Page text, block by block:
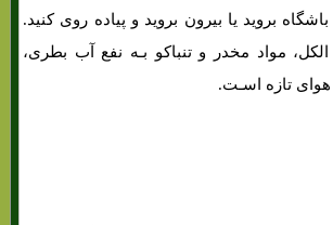
بروید یا بیرون بروید و پیاده روی کنید.
الکل، مواد مخدر و تنباکو بـه نفع آب بطری،
تازه اسـت.